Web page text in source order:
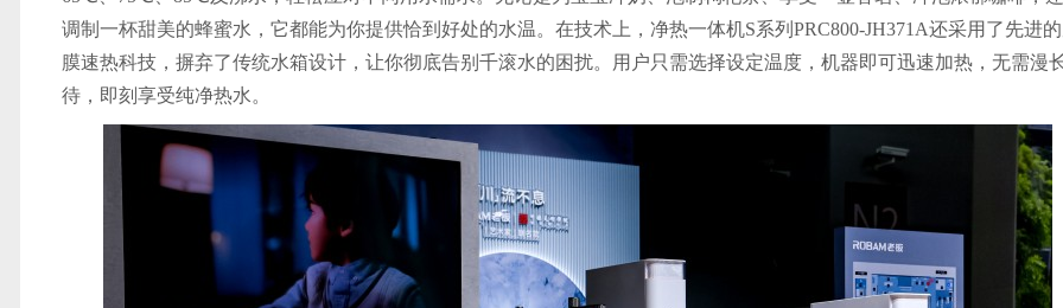
调制一杯甜美的蜂蜜水，它都能为你提供恰到好处的水温。在技术上，净热一体机S系列PRC800-JH371A还采用了先进
膜速热科技，摒弃了传统水箱设计，让你彻底告别千滚水的困扰。用户只需选择设定温度，机器即可迅速加热，无需漫
待，即刻享受纯净热水。